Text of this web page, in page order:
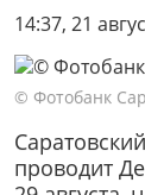
14:37, 21
© Фотобанк
проводит